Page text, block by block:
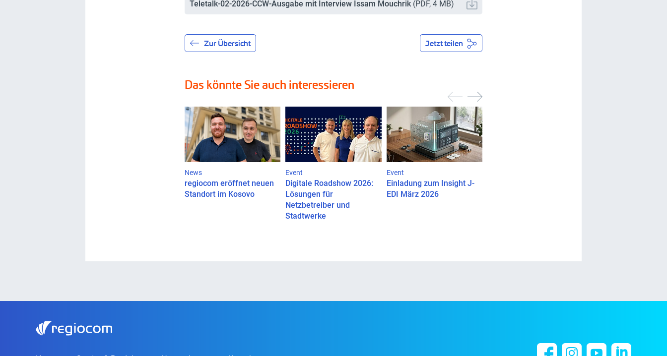
Teletalk-02-2026-CCW-Ausgabe mit Interview Issam Mouchrik(PDF, 4 MB)
Zur Übersicht Jetzt teilen
Das könnte Sie auch interessieren
News
regiocom eröffnet neuen
Standort im Kosovo
Event
Digitale Roadshow 2026:
Lösungen für
Netzbetreiber und
Stadtwerke
Event
Einladung zum Insight J-
EDI März 2026